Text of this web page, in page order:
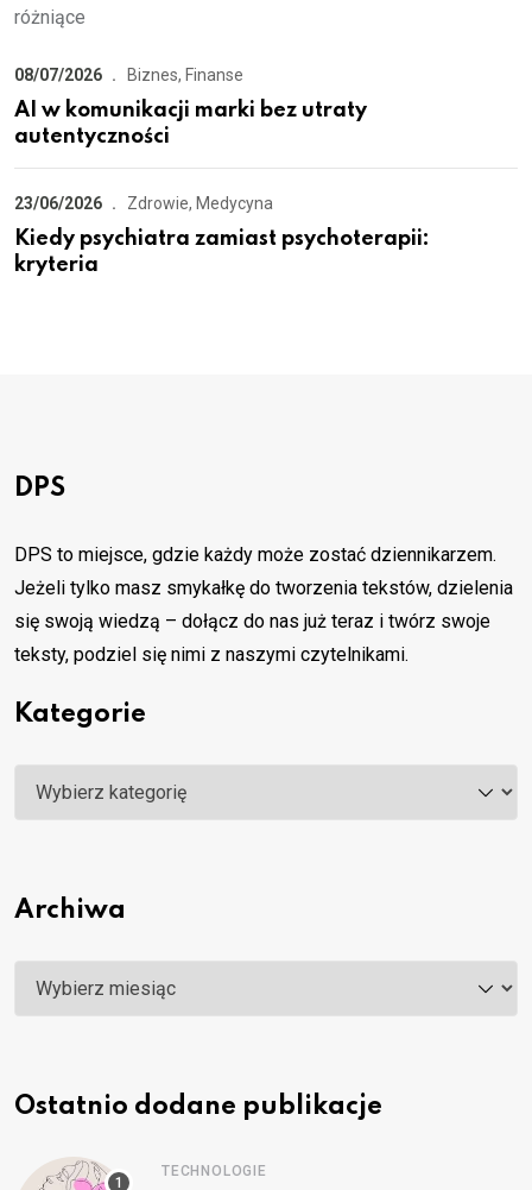
różniące
08/07/2026 Biznes, Finanse
AI w komunikacji marki bez utraty
autentyczności
23/06/2026 Zdrowie, Medycyna
Kiedy psychiatra zamiast psychoterapii:
kryteria
DPS
DPS to miejsce, gdzie każdy może zostać dziennikarzem.
Jeżeli tylko masz smykałkę do tworzenia tekstów, dzielenia
się swoją wiedzą – dołącz do nas już teraz i twórz swoje
teksty, podziel się nimi z naszymi czytelnikami.
Kategorie
Kategorie
Archiwa
Archiwa
Ostatnio dodane publikacje
TECHNOLOGIE